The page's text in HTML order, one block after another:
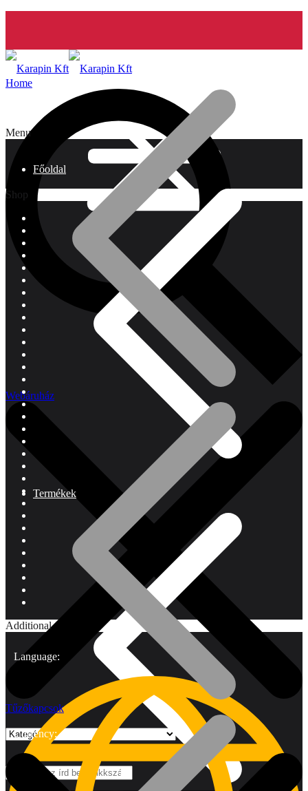
Menu
Főoldal
Termékek
Shop
Additional
Language:
Currency:
Home
Webáruház
Tűzőkapcsok